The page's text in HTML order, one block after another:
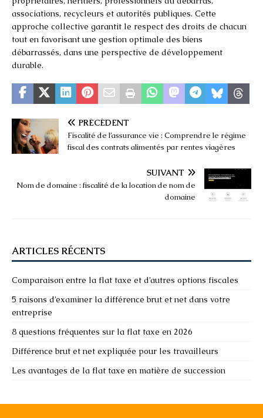
associations, recycleurs et autorités publiques. Cette
approche collective garantit le respect des droits de chacun
tout en favorisant une gestion optimale des biens
débarrassés, dans une perspective de développement
durable.
PRÉCÉDENT
Fiscalité de l’assurance vie : Comprendre le régime
fiscal des contrats alimentés par rentes viagères
SUIVANT
Nom de domaine : fiscalité de la location de nom de
domaine
ARTICLES RÉCENTS
Comparaison entre la flat taxe et d’autres options fiscales
5 raisons d’examiner la différence brut et net dans votre
entreprise
8 questions fréquentes sur la flat taxe en 2026
Différence brut et net expliquée pour les travailleurs
Les avantages de la flat taxe en matière de succession